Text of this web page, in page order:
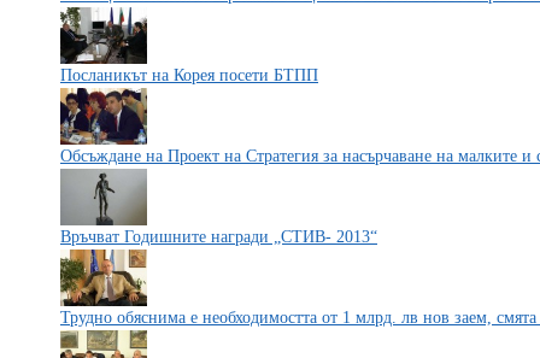
Посланикът на Корея посети БТПП
Обсъждане на Проект на Стратегия за насърчаване на малките и
Връчват Годишните награди „СТИВ- 2013“
Трудно обяснима е необходимостта от 1 млрд. лв нов заем,